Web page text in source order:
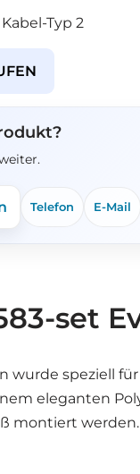
Kabel-Typ 2
Telefon E-Mail
set
wurde speziell
eleganten
montiert